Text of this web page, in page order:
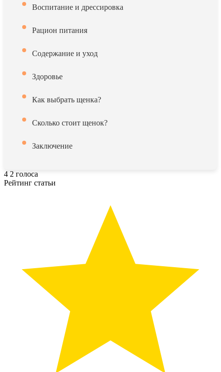
Воспитание и дрессировка
Рацион питания
Содержание и уход
Здоровье
Как выбрать щенка?
Сколько стоит щенок?
Заключение
4 2 голоса
Рейтинг статьи